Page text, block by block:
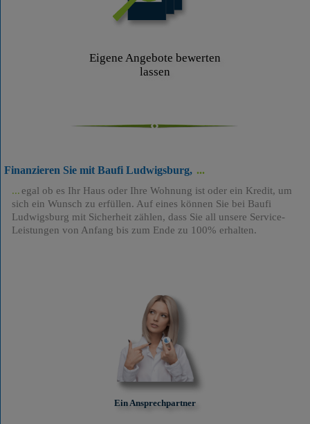
Eigene Angebote bewerten
lassen
Finanzieren Sie mit Baufi Ludwigsburg,
egal ob es Ihr Haus oder Ihre Wohnung ist oder ein Kredit, um
sich ein Wunsch zu erfüllen. Auf eines können Sie bei Baufi
Ludwigsburg mit Sicherheit zählen, dass Sie all unsere Service-
Leistungen von Anfang bis zum Ende zu 100% erhalten.
Ein Ansprechpartner